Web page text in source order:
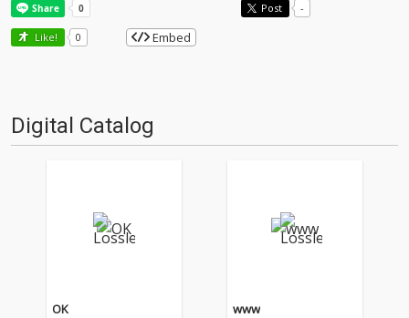
Post -
Like! 0 Embed
Digital Catalog
OK www